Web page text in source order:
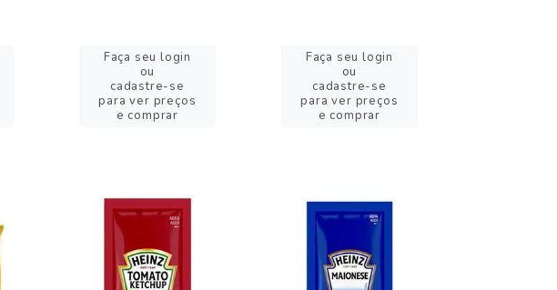
Faça seu login
ou
cadastre-se
para ver preços
e comprar
Faça seu login
ou
cadastre-se
para ver preços
e comprar